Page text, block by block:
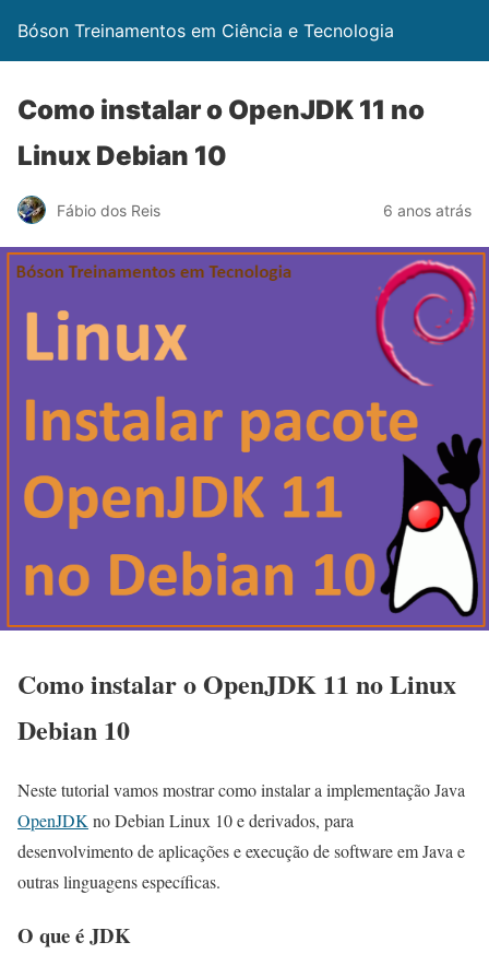
Bóson Treinamentos em Ciência e Tecnologia
Como instalar o OpenJDK 11 no
Linux Debian 10
Fábio dos Reis 6 anos atrás
Como instalar o OpenJDK 11 no Linux
Debian 10
Neste tutorial vamos mostrar como instalar a implementação Java
OpenJDK no Debian Linux 10 e derivados, para
desenvolvimento de aplicações e execução de software em Java e
outras linguagens específicas.
O que é JDK